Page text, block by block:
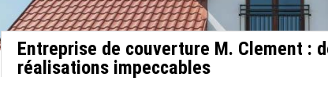
Entreprise de couverture M. Clement :
réalisations impeccables